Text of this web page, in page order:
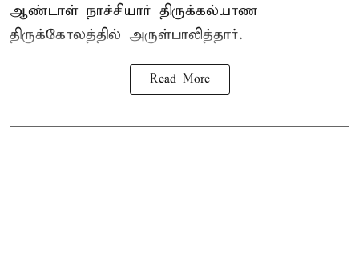
ஆண்டாள் நாச்சியார் திருக்கல்யாண
திருக்கோலத்தில் அருள்பாலித்தார்.
Read More